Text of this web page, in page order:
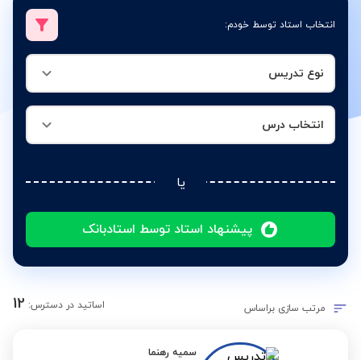
انتخاب استاد توسط خودم:
نوع تدریس
انتخاب درس
یا
پیشنهاد استاد توسط استادبانک
مرتب سازی براساس اساتید در دسترس: 12
سمیه رهنما